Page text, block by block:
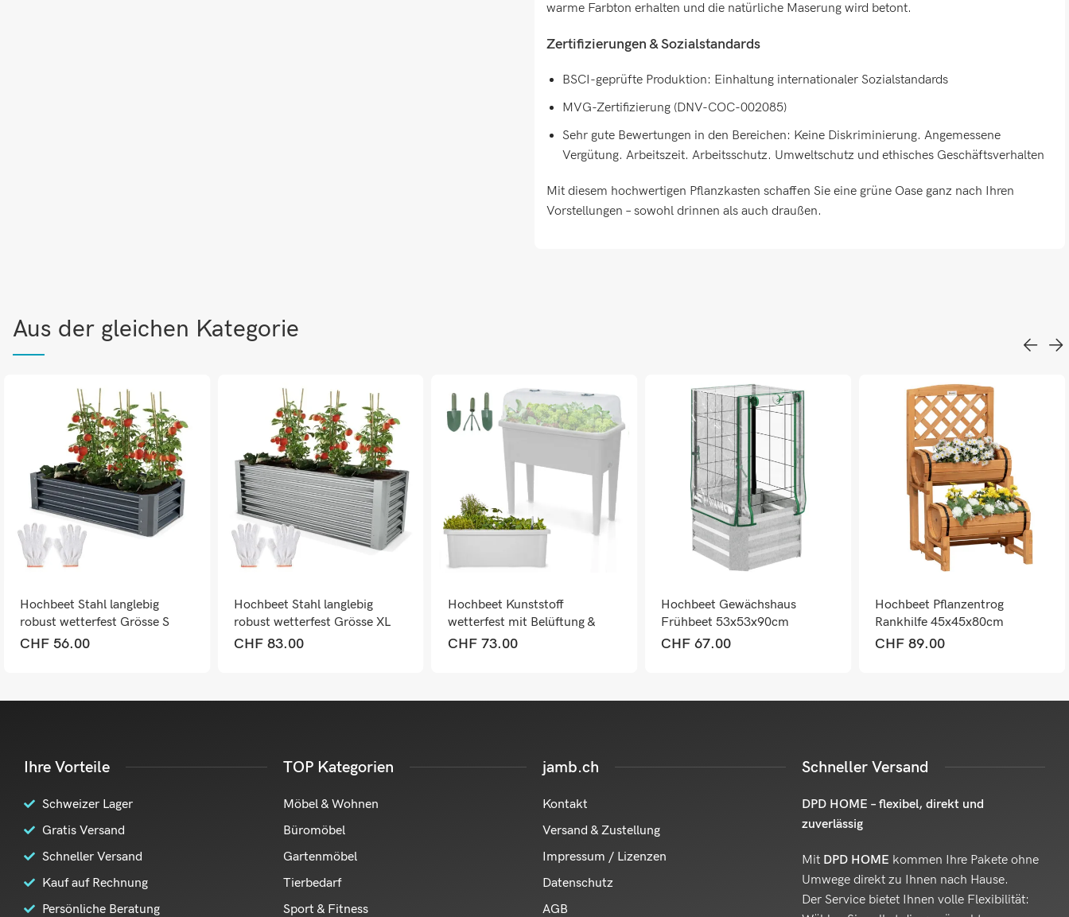
warme Farbton erhalten und die natürliche Maserung wird betont.
Zertifizierungen & Sozialstandards
BSCI-geprüfte Produktion: Einhaltung internationaler Sozialstandards
MVG-Zertifizierung (DNV-COC-002085)
Sehr gute Bewertungen in den Bereichen: Keine Diskriminierung. Angemessene
Vergütung. Arbeitszeit. Arbeitsschutz. Umweltschutz und ethisches Geschäftsverhalten
Mit diesem hochwertigen Pflanzkasten schaffen Sie eine grüne Oase ganz nach Ihren
Vorstellungen – sowohl drinnen als auch draußen.
Aus der gleichen Kategorie
Hochbeet Stahl langlebig
robust wetterfest Grösse S
CHF56.00
Hochbeet Stahl langlebig
robust wetterfest Grösse XL
CHF83.00
Hochbeet Kunststoff
wetterfest mit Belüftung &
Abdeckhaube Weiss
CHF73.00
Hochbeet Gewächshaus
Frühbeet 53x53x90cm
CHF 67.00
Hochbeet Pflanzentrog
Rankhilfe 45x45x80cm
CHF 89.00
Ihre Vorteile
Schweizer Lager
Gratis Versand
Schneller Versand
Kauf auf Rechnung
Persönliche Beratung
TOP Kategorien
Möbel & Wohnen
Büromöbel
Gartenmöbel
Tierbedarf
Sport & Fitness
jamb.ch
Kontakt
Versand & Zustellung
Impressum / Lizenzen
Datenschutz
AGB
Schneller Versand
DPD HOME – flexibel, direkt und
zuverlässig
Mit DPD HOME kommen Ihre Pakete ohne
Umwege direkt zu Ihnen nach Hause.
Der Service bietet Ihnen volle Flexibilität: